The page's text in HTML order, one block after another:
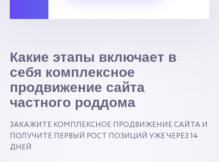
Какие этапы включает в
себя комплексное
продвижение сайта
частного роддома
ЗАКАЖИТЕ КОМПЛЕКСНОЕ ПРОДВИЖЕНИЕ САЙТА И
ПОЛУЧИТЕ ПЕРВЫЙ РОСТ ПОЗИЦИЙ УЖЕ ЧЕРЕЗ 14
ДНЕЙ